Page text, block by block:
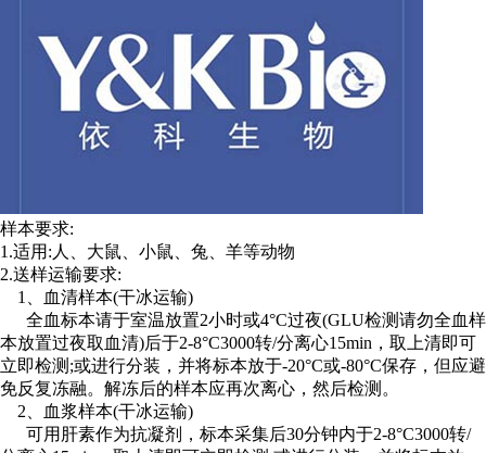
样本要求:
1.适用:人、大鼠、小鼠、兔、羊等动物
2.送样运输要求:
1、血清样本(干冰运输)
全血标本请于室温放置2小时或4°C过夜(GLU检测请勿全血样
本放置过夜取血清)后于2-8°C3000转/分离心15min，取上清即可
立即检测;或进行分装，并将标本放于-20°C或-80°C保存，但应避
免反复冻融。解冻后的样本应再次离心，然后检测。
2、血浆样本(干冰运输)
可用肝素作为抗凝剂，标本采集后30分钟内于2-8°C3000转/